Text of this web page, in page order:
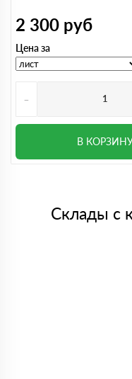
2 300 руб
Цена за
-
В
Склады с